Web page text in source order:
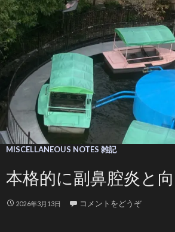
MISCELLANEOUS NOTES 雑記
本格的に副鼻腔炎と
2026年3月13日 コメントをどうぞ